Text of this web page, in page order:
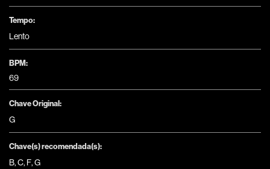
Tempo:
Lento
BPM:
69
Chave Original:
G
Chave(s) recomendada(s):
B,C, F,G